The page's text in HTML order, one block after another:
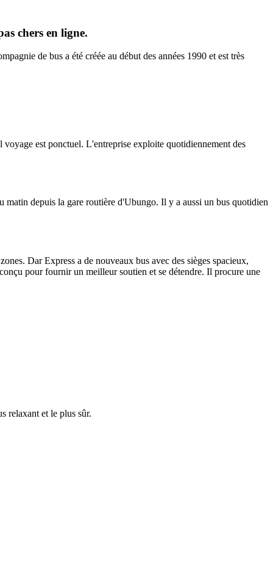
chers en ligne.
de bus a été créée au début des années 1990 et est très
est ponctuel. L'entreprise exploite quotidiennement des
depuis la gare routière d'Ubungo. Il y a aussi un bus quotidien
Dar Express a de nouveaux bus avec des sièges spacieux,
pour fournir un meilleur soutien et se détendre. Il procure une
relaxant et le plus sûr.